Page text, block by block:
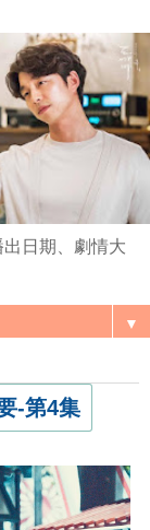
日期、劇情大
▼
-第4集